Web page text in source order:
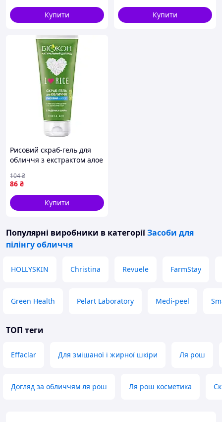
Купити
Купити
Рисовий скраб-гель для
обличчя з екстрактом алое
мл
86 ₴
104₴
Купити
Популярні виробники в категоріїЗасоби для
пілінгу обличчя
HOLLYSKIN Christina Revuele FarmStay
Green Health Pelart Laboratory Medi-peel
ТОП теги
Effaclar Для змішаної і жирної шкіри Ля рош
Догляд за обличчям ля рош Ля рош косметика